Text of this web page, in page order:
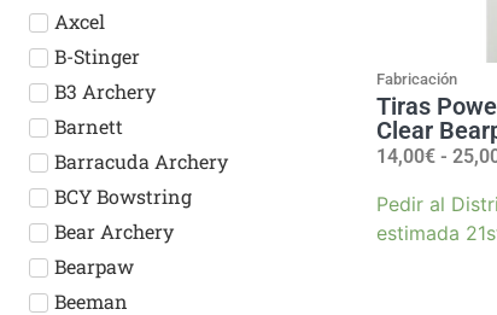
Axcel
B-Stinger
B3 Archery
Barnett
Barracuda Archery
BCY Bowstring
Bear Archery
Bearpaw
Beeman
Fabricación
Tiras
Clear
14,00€ -
Pedir al
estimada